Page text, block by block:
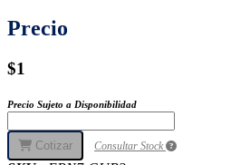
Precio
$1
Precio Sujeto a Disponibilidad
Cotizar Consultar Stock